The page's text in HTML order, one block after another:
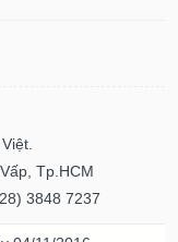
Tp.HCM
3848 7237